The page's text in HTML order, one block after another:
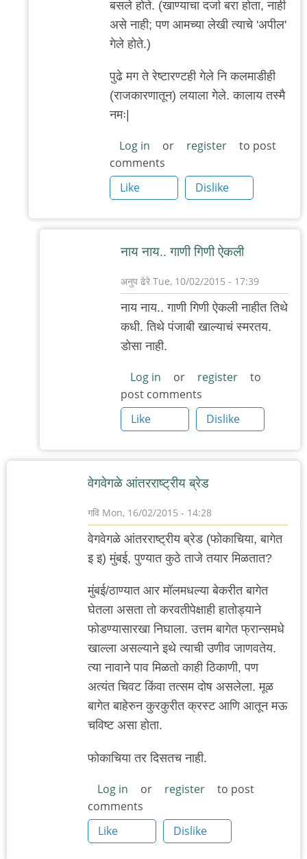
बसले होते. (खाण्याचा दर्जा बरा होता, नाही
असे नाही; पण आमच्या लेखी त्याचे 'अपील'
गेले होते.)
पुढे मग ते रेष्टारण्टही गेले नि कलमाडीही
(राजकारणातून) लयाला गेले. कालाय तस्मै
नमः|
Log in or register
to post
comments
Like
Dislike
नाय नाय.. गाणी गिणी ऐकली
अनुप ढेरे Tue, 10/02/2015 - 17:39
In
reply
to
'पीसीएच'...
by
'न'वी
बाजू
नाय नाय.. गाणी गिणी ऐकली नाहीत तिथे
कधी. तिथे पंजाबी खाल्याचं स्मरतय.
डोसा नाही.
Log in or register
to
post comments
Like
Dislike
वेगवेगळे आंतरराष्ट्रीय ब्रेड
गवि Mon, 16/02/2015 - 14:28
वेगवेगळे आंतरराष्ट्रीय ब्रेड (फोकाचिया, बागेत
इ इ) मुंबई, पुण्यात कुठे ताजे तयार मिळतात?
मुंबई/ठाण्यात आर मॉलमधल्या बेकरीत बागेत
घेतला असता तो करवतीपेक्षाही हातोड्याने
फोडण्यासारखा निघाला. उत्तम बागेत फ्रान्समधे
खाल्ला असल्याने इथे त्याची उणीव जाणवतेय.
त्या नावाने पाव मिळतो काही ठिकाणी, पण
अत्यंत चिवट किंवा तत्सम दोष असलेला. मूळ
बागेत बाहेरुन कुरकुरीत क्रस्ट आणि आतून मऊ
चविष्ट असा होता.
फोकाचिया तर दिसतच नाही.
Log in or register
to post
comments
Like
Dislike